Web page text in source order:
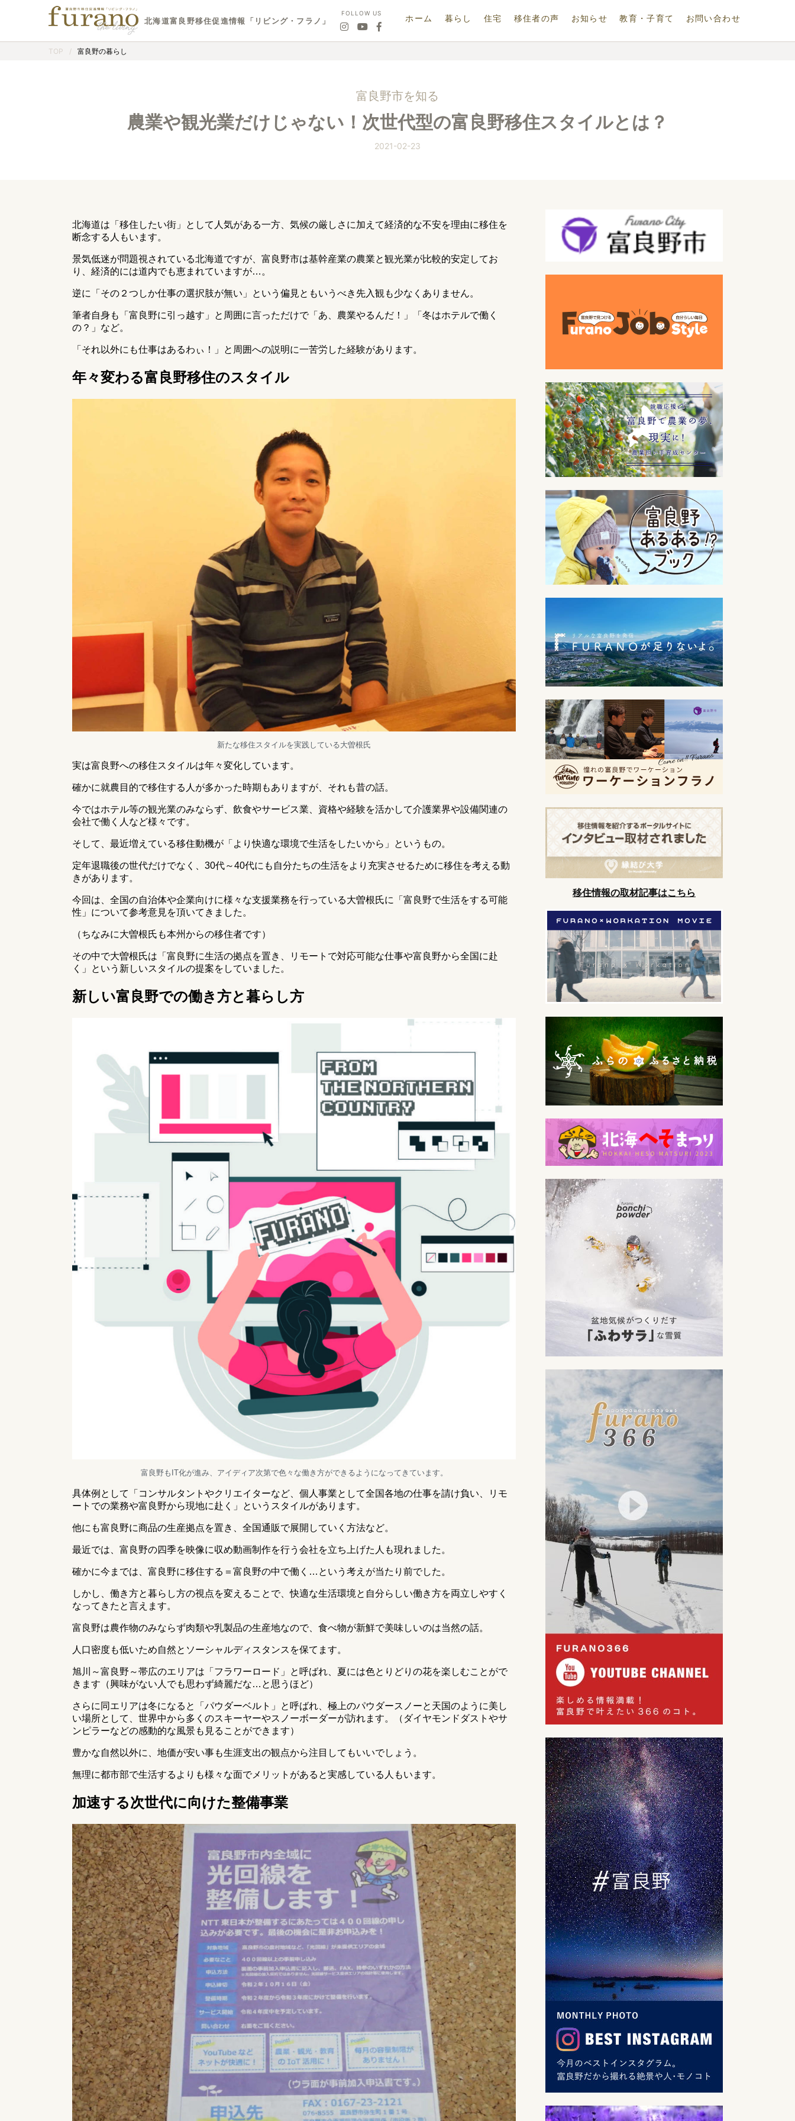
北海道富良野移住促進情報「リビング・フラノ」
FOLLOW US ホーム 暮らし 住宅 移住者の声 お知らせ 教育・子育て お問い合わせ
TOP / 富良野の暮らし
富良野市を知る
農業や観光業だけじゃない！次世代型の富良野移住スタイルとは？
2021-02-23
北海道は「移住したい街」として人気がある一方、気候の厳しさに加えて経済的な不安を理由に移住を
断念する人もいます。
景気低迷が問題視されている北海道ですが、富良野市は基幹産業の農業と観光業が比較的安定してお
り、経済的には道内でも恵まれていますが…。
逆に「その２つしか仕事の選択肢が無い」という偏見ともいうべき先入観も少なくありません。
筆者自身も「富良野に引っ越す」と周囲に言っただけで「あ、農業やるんだ！」「冬はホテルで働く
の？」など。
「それ以外にも仕事はあるわぃ！」と周囲への説明に一苦労した経験があります。
年々変わる富良野移住のスタイル
新たな移住スタイルを実践している大曽根氏
実は富良野への移住スタイルは年々変化しています。
確かに就農目的で移住する人が多かった時期もありますが、それも昔の話。
今ではホテル等の観光業のみならず、飲食やサービス業、資格や経験を活かして介護業界や設備関連の
会社で働く人など様々です。
そして、最近増えている移住動機が「より快適な環境で生活をしたいから」というもの。
定年退職後の世代だけでなく、30代～40代にも自分たちの生活をより充実させるために移住を考える動
きがあります。
今回は、全国の自治体や企業向けに様々な支援業務を行っている大曽根氏に「富良野で生活をする可能
性」について参考意見を頂いてきました。
（ちなみに大曽根氏も本州からの移住者です）
その中で大曽根氏は「富良野に生活の拠点を置き、リモートで対応可能な仕事や富良野から全国に赴
く」という新しいスタイルの提案をしていました。
新しい富良野での働き方と暮らし方
富良野もIT化が進み、アイディア次第で色々な働き方ができるようになってきています。
具体例として「コンサルタントやクリエイターなど、個人事業として全国各地の仕事を請け負い、リモ
ートでの業務や富良野から現地に赴く」というスタイルがあります。
他にも富良野に商品の生産拠点を置き、全国通販で展開していく方法など。
最近では、富良野の四季を映像に収め動画制作を行う会社を立ち上げた人も現れました。
確かに今までは、富良野に移住する＝富良野の中で働く…という考えが当たり前でした。
しかし、働き方と暮らし方の視点を変えることで、快適な生活環境と自分らしい働き方を両立しやすく
なってきたと言えます。
富良野は農作物のみならず肉類や乳製品の生産地なので、食べ物が新鮮で美味しいのは当然の話。
人口密度も低いため自然とソーシャルディスタンスを保てます。
旭川～富良野～帯広のエリアは「フラワーロード」と呼ばれ、夏には色とりどりの花を楽しむことがで
きます（興味がない人でも思わず綺麗だな…と思うほど）
さらに同エリアは冬になると「パウダーベルト」と呼ばれ、極上のパウダースノーと天国のように美し
い場所として、世界中から多くのスキーヤーやスノーボーダーが訪れます。（ダイヤモンドダストやサ
ンピラーなどの感動的な風景も見ることができます）
豊かな自然以外に、地価が安い事も生涯支出の観点から注目してもいいでしょう。
無理に都市部で生活するよりも様々な面でメリットがあると実感している人もいます。
加速する次世代に向けた整備事業
移住情報の取材記事はこちら